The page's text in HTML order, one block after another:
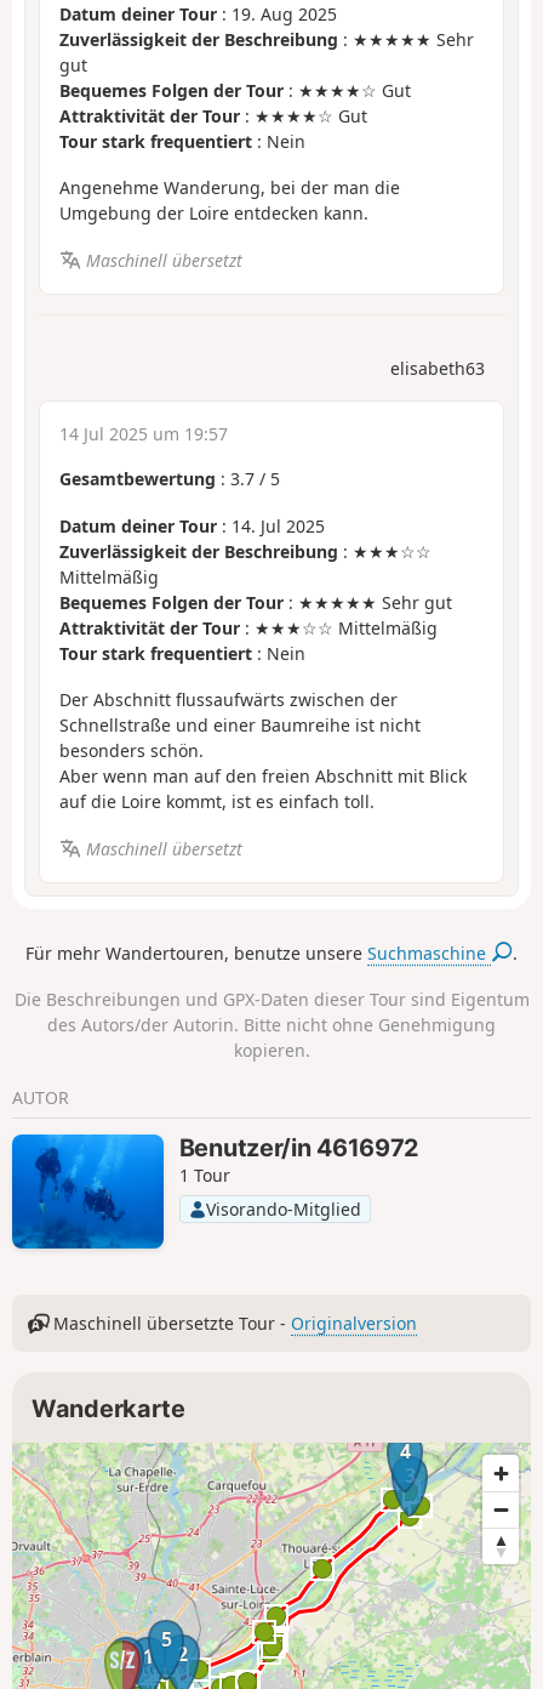
Datum deiner Tour : 19. Aug 2025
Zuverlässigkeit der Beschreibung : ★★★★★ Sehr
gut
Bequemes Folgen der Tour : ★★★★☆ Gut
Attraktivität der Tour : ★★★★☆ Gut
Tour stark frequentiert : Nein
Angenehme Wanderung, bei der man die
Umgebung der Loire entdecken kann.
Maschinell übersetzt
elisabeth63
14 Jul 2025 um 19:57
Gesamtbewertung : 3.7 / 5
Datum deiner Tour : 14. Jul 2025
Zuverlässigkeit der Beschreibung : ★★★☆☆
Mittelmäßig
Bequemes Folgen der Tour : ★★★★★ Sehr gut
Attraktivität der Tour : ★★★☆☆ Mittelmäßig
Tour stark frequentiert : Nein
Der Abschnitt flussaufwärts zwischen der
Schnellstraße und einer Baumreihe ist nicht
besonders schön.
Aber wenn man auf den freien Abschnitt mit Blick
auf die Loire kommt, ist es einfach toll.
Maschinell übersetzt
Für mehr Wandertouren, benutze unsereSuchmaschine .
Die Beschreibungen und GPX-Daten dieser Tour sind Eigentum
des Autors/der Autorin. Bitte nicht ohne Genehmigung
kopieren.
AUTOR
Benutzer/in 4616972
1 Tour
Visorando-Mitglied
Maschinell übersetzte Tour - Originalversion
Wanderkarte
1 2
3
4
5
6